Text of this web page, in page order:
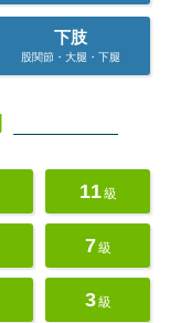
下肢
股関節・大腿・下腿
11級
7級
3級